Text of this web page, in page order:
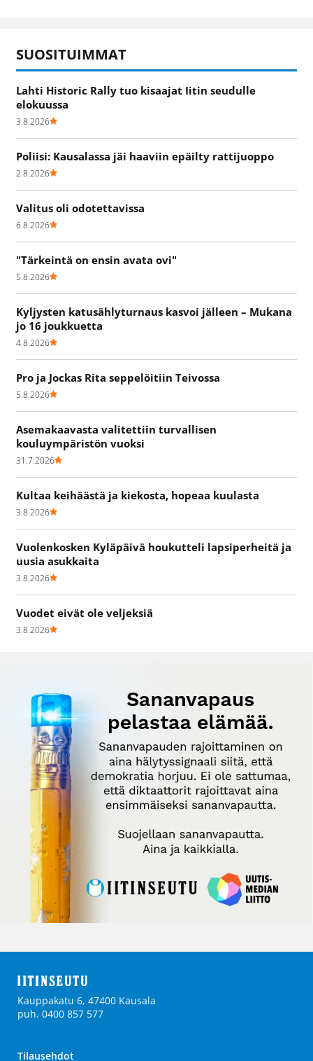
SUOSITUIMMAT
Lahti Historic Rally tuo kisaajat Iitin seudulle
elokuussa
3.8.2026
Poliisi: Kausalassa jäi haaviin epäilty rattijuoppo
2.8.2026
Valitus oli odotettavissa
6.8.2026
"Tärkeintä on ensin avata ovi"
5.8.2026
Kyljysten katusählyturnaus kasvoi jälleen – Mukana
jo 16 joukkuetta
4.8.2026
Pro ja Jockas Rita seppelöitiin Teivossa
5.8.2026
Asemakaavasta valitettiin turvallisen
kouluympäristön vuoksi
31.7.2026
Kultaa keihäästä ja kiekosta, hopeaa kuulasta
3.8.2026
Vuolenkosken Kyläpäivä houkutteli lapsiperheitä ja
uusia asukkaita
3.8.2026
Vuodet eivät ole veljeksiä
3.8.2026
Kauppakatu 6, 47400 Kausala
puh. 0400 857 577
Tilausehdot